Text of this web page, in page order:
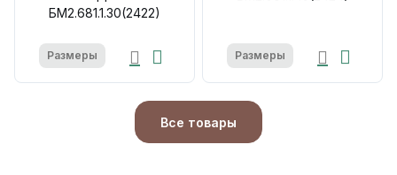
БМ2.681.1.30(2422)
Размеры Размеры
Все товары